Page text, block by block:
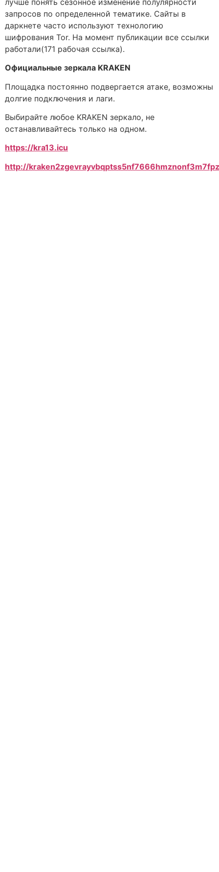
запросов по определенной тематике. Сайты в
даркнете часто используют технологию
шифрования Tor. На момент публикации все ссылки
работали(171 рабочая ссылка).
Официальные зеркала KRAKEN
Площадка постоянно подвергается атаке, возможны
долгие подключения и лаги.
Выбирайте любое KRAKEN зеркало, не
останавливайтесь только на одном.
https://kra13.icu
http://